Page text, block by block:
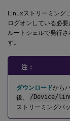
Linuxストリーミング
ログオンしている必
ルートシェルで発行
す。
注：
ダウンロードから
後、
/Device/
ストリーミングパ